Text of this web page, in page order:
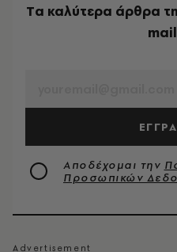
Tα καλύτερα άρθρα
Αποδέχομαι την
Προσωπικών